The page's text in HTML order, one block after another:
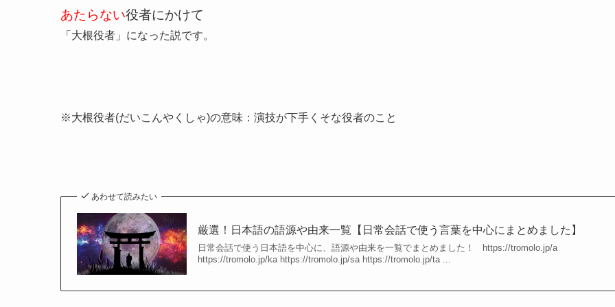
あたらない役者にかけて
「大根役者」になった説です。
※大根役者(だいこんやくしゃ)の意味：演技が下手くそな役者のこと
あわせて読みたい
厳選！日本語の語源や由来一覧【日常会話で使う言葉を中心にまとめました】
日常会話で使う日本語を中心に、語源や由来を一覧でまとめました！ https://tromolo.jp/a
https://tromolo.jp/ka https://tromolo.jp/sa https://tromolo.jp/ta ...